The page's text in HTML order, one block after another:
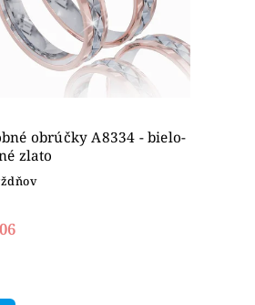
obrúčky A8334 - bielo-
zlato